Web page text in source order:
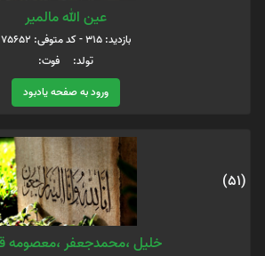
عين الله مالمير
بازدید: 315 - کد متوفی: 75652
تولد: فوت:
ورود به صفحه یادبود
(51)
خلیل ،محمدجعفر ،معصومه